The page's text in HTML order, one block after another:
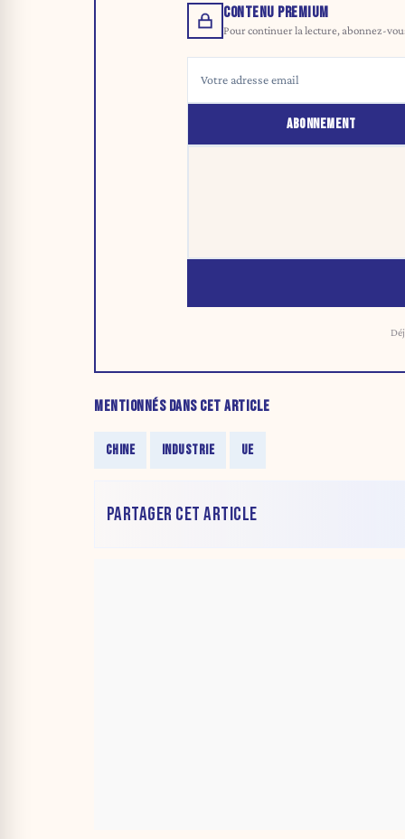
CONTENU PREMIUM
Pour continuer la lecture, abonnez-
ABONNEMENT
MENTIONNÉS DANS CET ARTICLE
CHINE INDUSTRIE UE
PARTAGER CET ARTICLE